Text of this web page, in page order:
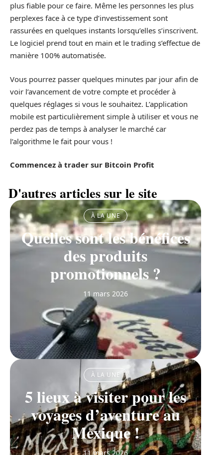
plus fiable pour ce faire. Même les personnes les plus
perplexes face à ce type d’investissement sont
rassurées en quelques instants lorsqu’elles s’inscrivent.
Le logiciel prend tout en main et le trading s’effectue de
manière 100% automatisée.
Vous pourrez passer quelques minutes par jour afin de
voir l’avancement de votre compte et procéder à
quelques réglages si vous le souhaitez. L’application
mobile est particulièrement simple à utiliser et vous ne
perdez pas de temps à analyser le marché car
l’algorithme le fait pour vous !
Commencez à trader sur Bitcoin Profit
D'autres articles sur le site
À LA UNE
Quelles sont les bénéfices
des produits
promotionnels ?
11 mars 2026
À LA UNE
5 lieux à visiter pour les
voyages d’aventure au
Mexique !
11 mars 2026